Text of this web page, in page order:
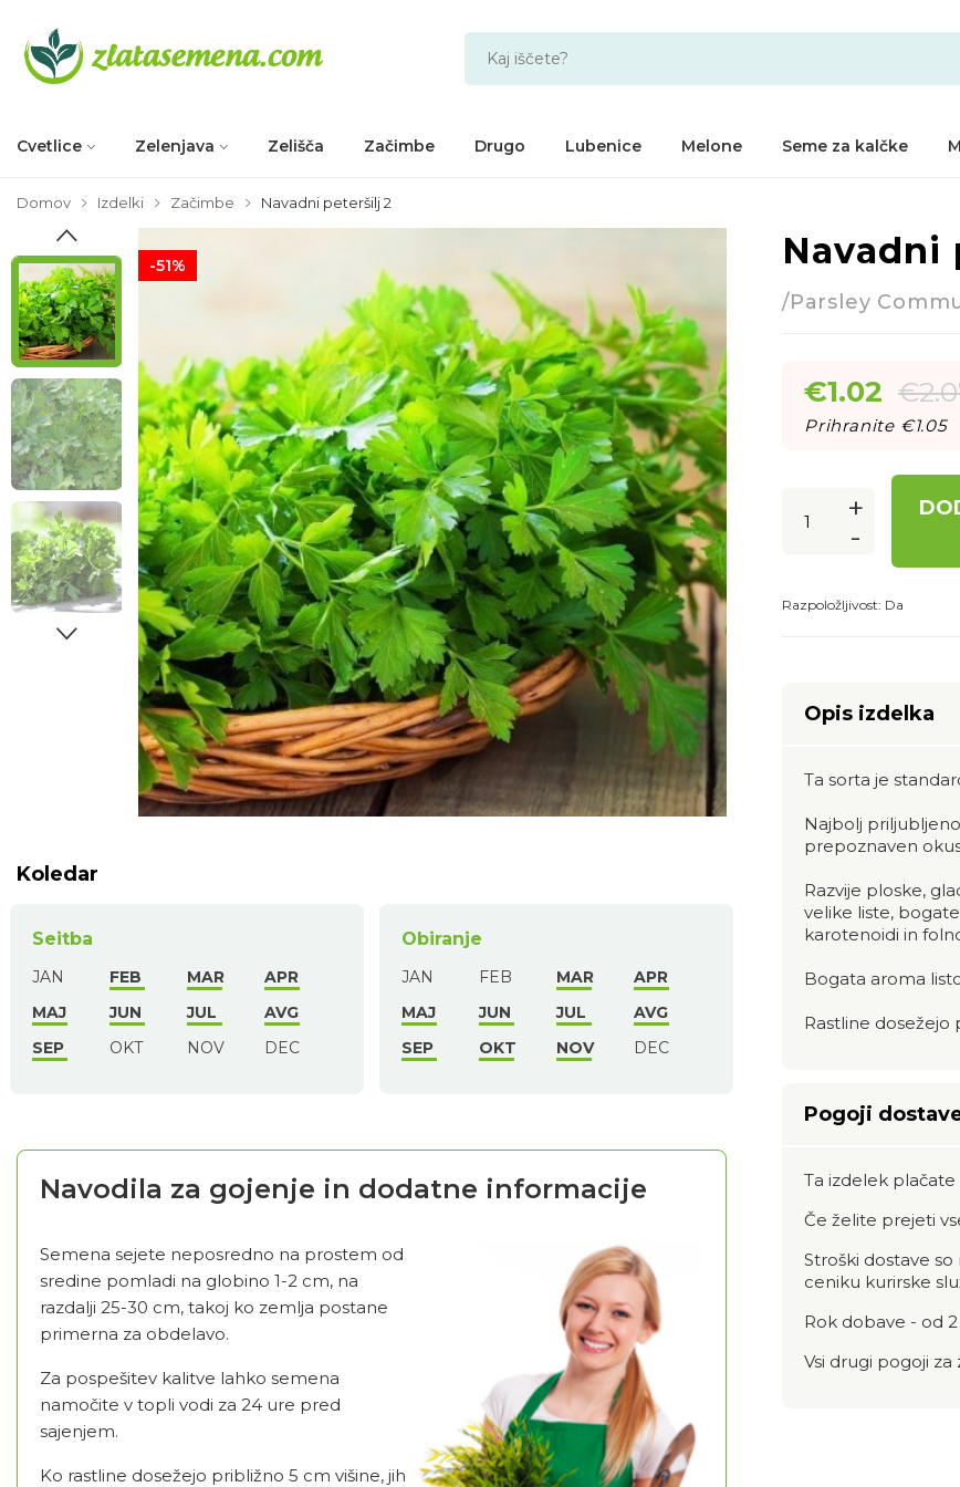
Cvetlice Zelenjava Zelišča Začimbe Drugo Lubenice Melone Seme za kalčke
Domov Izdelki Začimbe Navadni peteršilj 2
-51%
Koledar
Seitba
JAN FEB MAR
APR
MAJ
JUN JUL
AVG
SEP
OKT NOV DEC
Obiranje
JAN FEB MAR
APR
MAJ
JUN JUL
AVG
SEP
OKT NOV DEC
Navodila za gojenje in dodatne informacije
Semena sejete neposredno na prostem od
sredine pomladi na globino 1-2 cm, na
razdalji 25-30 cm, takoj ko zemlja postane
primerna za obdelavo.
Za pospešitev kalitve lahko semena
namočite v topli vodi za 24 ure pred
sajenjem.
Ko rastline dosežejo približno 5 cm višine, jih
Navadni
/Parsley
€1.02 €
Prihranite €1.05
+
-
Razpoložljivost: Da
Opis izdelka
Ta sorta je
Najbolj
prepoznaven
Razvije ploske,
velike liste,
karotenoidi in
Bogata aroma
Rastline dosežejo
Pogoji
Ta izdelek plačate
Če želite prejeti
Stroški dostave
ceniku kurirske
Rok dobave - od
Vsi drugi pogoji